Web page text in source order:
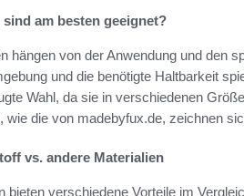
am besten geeignet?
hängen von der Anwendung und den
und die benötigte Haltbarkeit
Wahl, da sie in verschiedenen
wie die von madebyfux.de, zeichnen
vs. andere Materialien
bieten verschiedene Vorteile im